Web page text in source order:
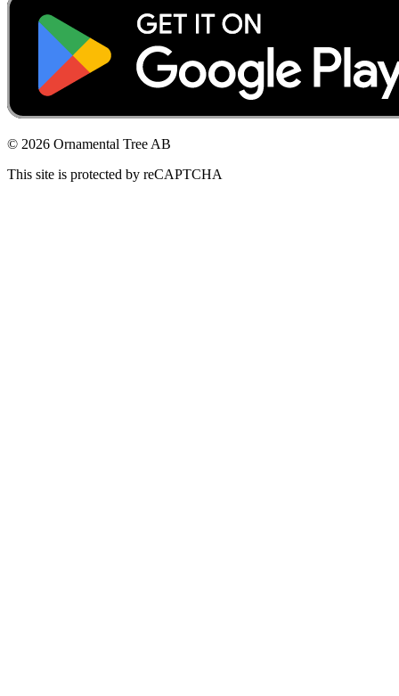
© 2026 Ornamental Tree AB
This site is protected by reCAPTCHA